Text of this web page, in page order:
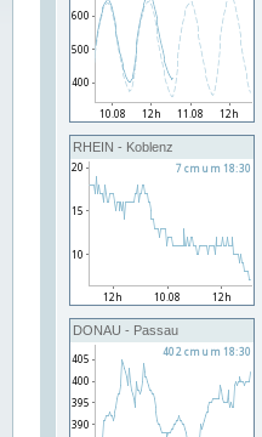
RHEIN - Koblenz
DONAU - Passau